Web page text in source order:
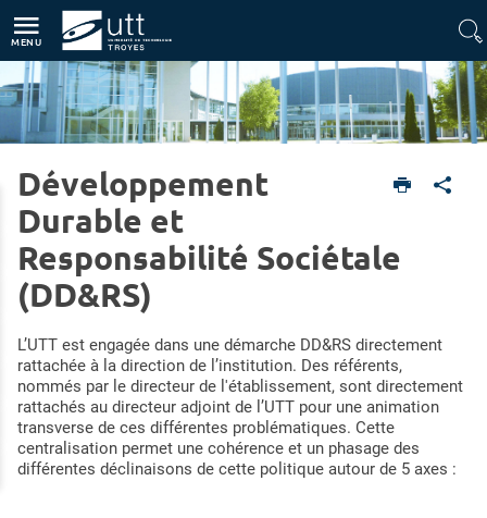
MENU
Home
UTT
Développement Durable et Responsabilité Sociétale (DDRS)
Développement
Durable et
Responsabilité Sociétale
(DD&RS)
L’UTT est engagée dans une démarche DD&RS directement
rattachée à la direction de l’institution. Des référents,
nommés par le directeur de l'établissement, sont directement
rattachés au directeur adjoint de l’UTT pour une animation
transverse de ces différentes problématiques. Cette
centralisation permet une cohérence et un phasage des
différentes déclinaisons de cette politique autour de 5 axes :